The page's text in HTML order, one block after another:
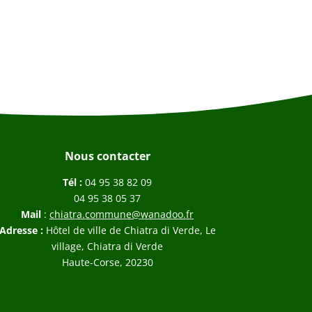
Nous contacter
Tél :04 95 38 82 09
04 95 38 05 37
Mail :chiatra.commune@wanadoo.fr
Adresse : Hôtel de ville de Chiatra di Verde, Le
village, Chiatra di Verde
Haute-Corse, 20230